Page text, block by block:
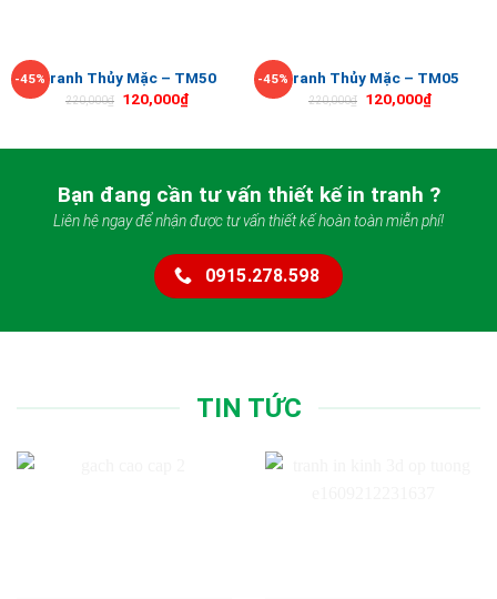
-45%Tranh Thủy Mặc – TM50
220,000₫ 120,000₫
-45%Tranh Thủy Mặc – TM05
220,000₫ 120,000₫
Bạn đang cần tư vấn thiết kế in tranh ?
Liên hệ ngay để nhận được tư vấn thiết kế hoàn toàn miễn phí!
0915.278.598
TIN TỨC